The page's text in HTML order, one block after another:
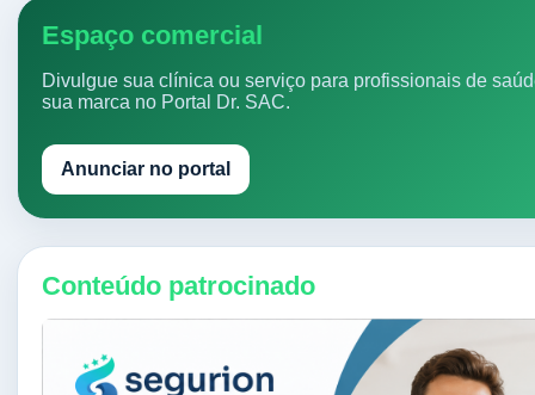
Espaço comercial
Divulgue sua clínica ou serviço para profissionais de
sua marca no Portal Dr. SAC.
Anunciar no portal
Conteúdo patrocinado